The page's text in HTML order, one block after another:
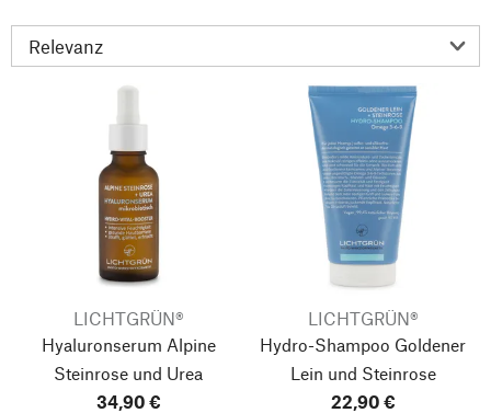
LICHTGRÜN®
Hyaluronserum Alpine
Steinrose und Urea
34,90 €
LICHTGRÜN®
Hydro-Shampoo Goldener
Lein und Steinrose
22,90 €